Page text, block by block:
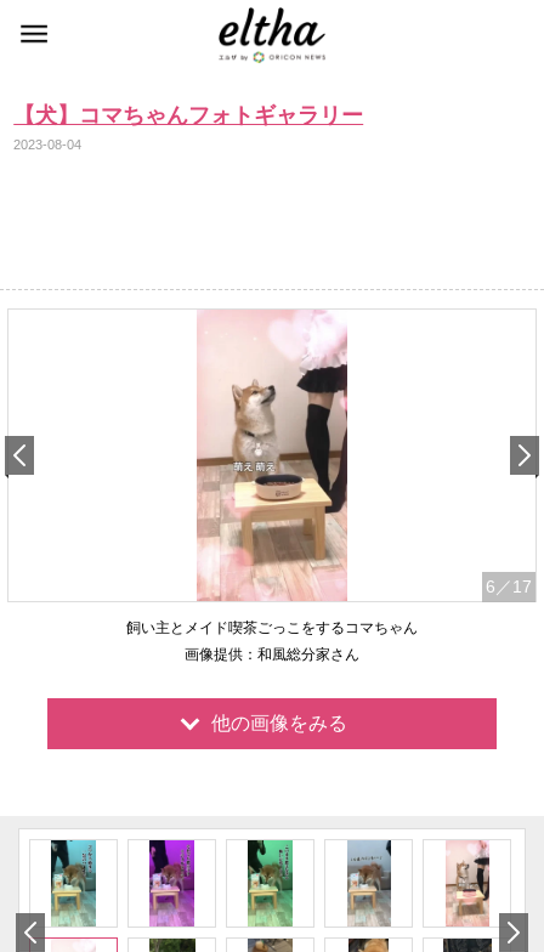
【犬】コマちゃんフォトギャラリー
2023-08-04
6 ／17
飼い主とメイド喫茶ごっこをするコマちゃん
画像提供：和風総分家さん
他の画像をみる